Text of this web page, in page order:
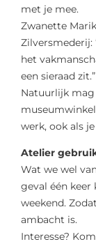
met je mee.
Zwanette
Zilversmederij:
het
een sieraad zit.”
Natuurlijk
werk, ook als
Atelier
Wat we wel
geval één
weekend.
ambacht is.
Interesse?